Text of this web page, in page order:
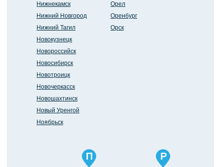
Нижнекамск
Нижний Новгород
Нижний Тагил
Новокузнецк
Новороссийск
Новосибирск
Новотроицк
Новочеркасск
Новошахтинск
Новый Уренгой
Ноябрьск
Орел
Оренбург
Орск
П Р